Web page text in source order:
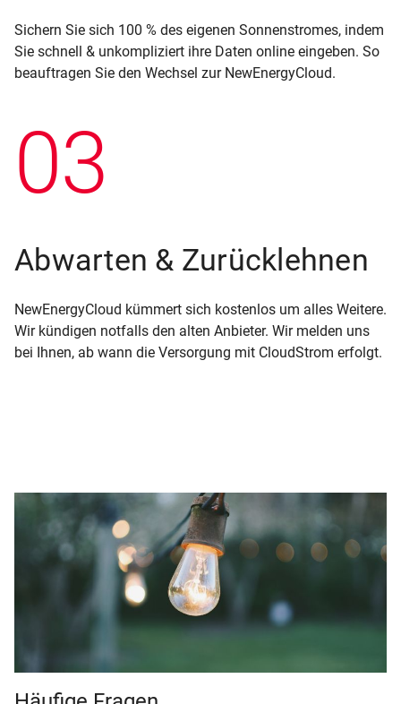
Sichern Sie sich 100 % des eigenen Sonnenstromes, indem
Sie schnell & unkompliziert ihre Daten online eingeben. So
beauftragen Sie den Wechsel zur NewEnergyCloud.
03
Abwarten & Zurücklehnen
NewEnergyCloud kümmert sich kostenlos um alles Weitere.
Wir kündigen notfalls den alten Anbieter. Wir melden uns
bei Ihnen, ab wann die Versorgung mit CloudStrom erfolgt.